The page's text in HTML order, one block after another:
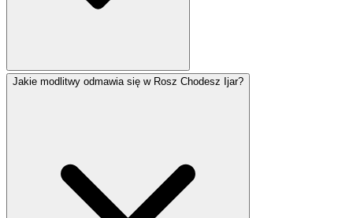
Miesiąc ten jest kojarzony z uzdrowieniem — hebrajskie
litery Ijaru tworzą akronim wyrażenia 'Ani Haszem
Rofecha' (Ja jestem Pan, twój lekarz).
Jakie modlitwy odmawia się w Rosz Chodesz Ijar?